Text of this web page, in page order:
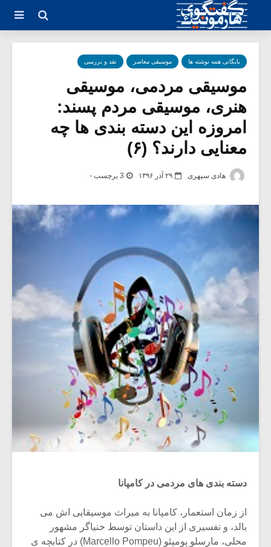
بایگانی همه نوشته ها موسیقی معاصر نقد و بررسی
موسیقی مردمی، موسیقی
هنری، موسیقی مردم پسند:
امروزه این دسته بندی ها چه
معنایی دارند؟ (۶)
هادی سپهری ۲۹ آذر ۱۳۹۶ 3 برچسب -
دسته بندی های مردمی در کامپانا
از زمان استعمار، کامپانا به میراث موسیقایی اش می
بالد، و تفسیری از این داستان توسط خنیاگر مشهور
محلی، مارسلو پومپئو (Marcello Pompeu) در کتابچه ی